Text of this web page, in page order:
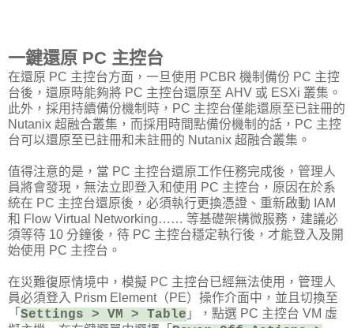
一鍵還原 PC 主控台
在還原 PC 主控台方面，一旦使用 PCBR 機制備份 PC 主控
台後，還原時能夠將 PC 主控台還原至 AHV 或 ESXi 叢集。
此外，採用持續備份機制時，PC 主控台僅能還原至已註冊的
Nutanix 超融合叢集，而採用時間點備份機制的話，PC 主控
台可以還原至已註冊和未註冊的 Nutanix 超融合叢集。
值得注意的是，當 PC 主控台還原工作任務完成後，管理人
員將會發現，無法立即登入和使用 PC 主控台，原因在於系
統在 PC 主控台還原後，必須執行更換憑證、重新啟動 IAM
和 Flow Virtual Networking…… 等基礎架構微服務，建議必
須等待 10 分鐘後，待 PC 主控台穩定執行後，才能登入及開
始使用 PC 主控台。
在災難復原情境中，模擬 PC 主控台已經無法使用，管理人
員必須登入 Prism Element（PE）操作介面中，並且切換至
「 Settings > VM > Table 」，點選 PC 主控台 VM 虛